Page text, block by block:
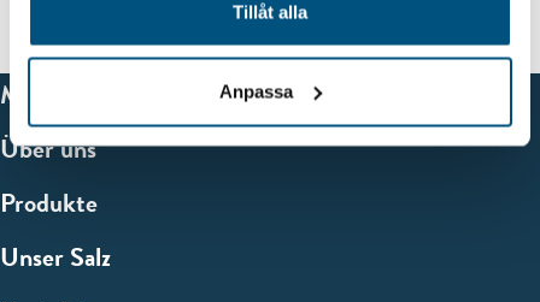
Tillåt alla
Anpassa
Marken
Über uns
Produkte
Unser Salz